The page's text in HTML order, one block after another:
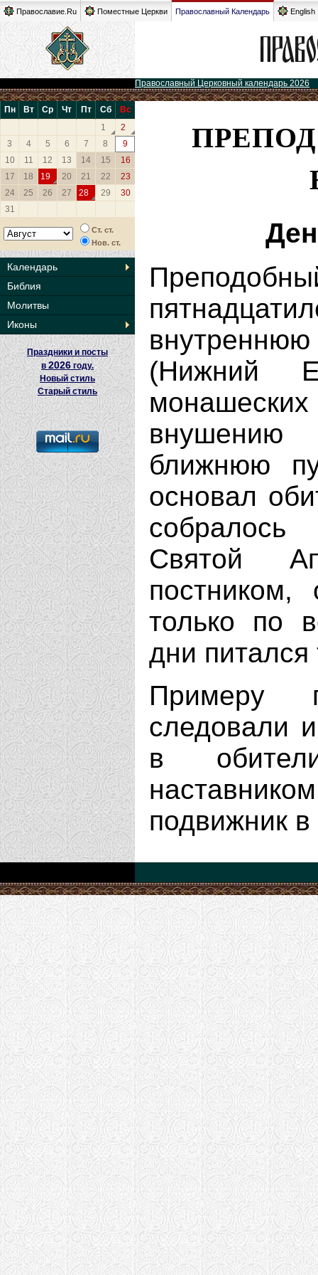
Православие.Ru Поместные Церкви Православный Календарь English
Православный Церковный календарь 2026
Пн Вт Ср Чт Пт Сб
Вс
1
2
3
4 5 6 7 8
9
10
11 12 13 14 15
16
17
18 19 20 21 22
23
24
25 26 27 28 29
30
31
Ст. ст.
Нов. ст.
Календарь
Библия
Молитвы
Иконы
Праздники и посты
в 2026 году.
Новый стиль
Старый стиль
(Нижний
ближнюю
основал
Святой
только по
дни
Примеру
следовали
в
подвижник в